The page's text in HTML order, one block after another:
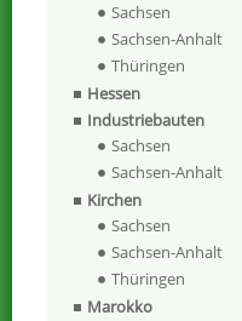
Sachsen
Sachsen-Anhalt
Thüringen
Hessen
Industriebauten
Sachsen
Sachsen-Anhalt
Kirchen
Sachsen
Sachsen-Anhalt
Thüringen
Marokko